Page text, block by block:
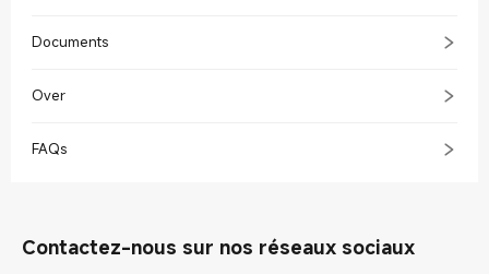
Documents
Over
FAQs
Contactez-nous sur nos réseaux sociaux